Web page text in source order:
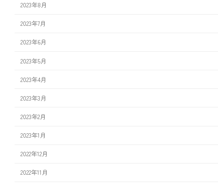
2023年8月
2023年7月
2023年6月
2023年5月
2023年4月
2023年3月
2023年2月
2023年1月
2022年12月
2022年11月